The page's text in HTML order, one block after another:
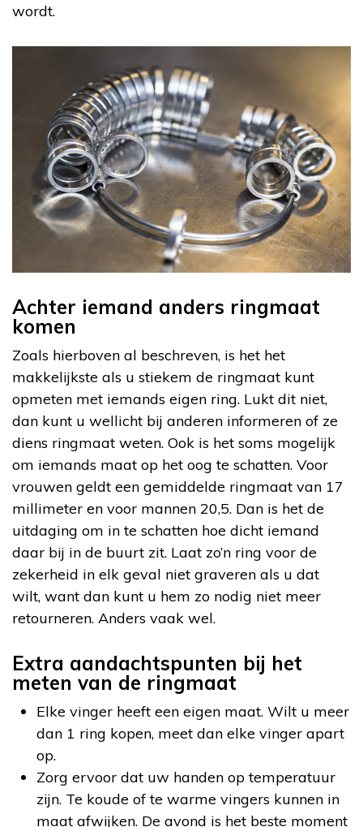
wordt.
Achter iemand anders ringmaat
komen
Zoals hierboven al beschreven, is het het
makkelijkste als u stiekem de ringmaat kunt
opmeten met iemands eigen ring. Lukt dit niet,
dan kunt u wellicht bij anderen informeren of ze
diens ringmaat weten. Ook is het soms mogelijk
om iemands maat op het oog te schatten. Voor
vrouwen geldt een gemiddelde ringmaat van 17
millimeter en voor mannen 20,5. Dan is het de
uitdaging om in te schatten hoe dicht iemand
daar bij in de buurt zit. Laat zo’n ring voor de
zekerheid in elk geval niet graveren als u dat
wilt, want dan kunt u hem zo nodig niet meer
retourneren. Anders vaak wel.
Extra aandachtspunten bij het
meten van de ringmaat
Elke vinger heeft een eigen maat. Wilt u meer
dan 1 ring kopen, meet dan elke vinger apart
op.
Zorg ervoor dat uw handen op temperatuur
zijn. Te koude of te warme vingers kunnen in
maat afwijken. De avond is het beste moment